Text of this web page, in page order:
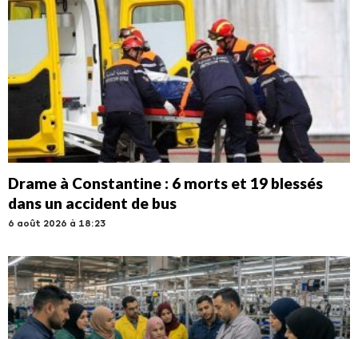
Drame à Constantine : 6 morts et 19 blessés
dans un accident de bus
6 août 2026 à 18:23